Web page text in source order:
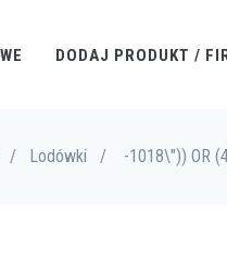
DODAJ PRODUKT /
/ Lodówki / -1018\")) OR